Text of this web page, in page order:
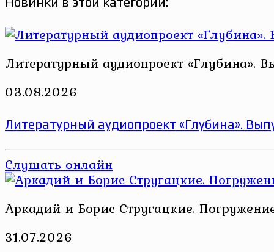
Литературный аудиопроект «Глубина».
03.08.2026
Литературный аудиопроект «Глубина».
Слушать онлайн
Аркадий и Борис Стругацкие.
31.07.2026